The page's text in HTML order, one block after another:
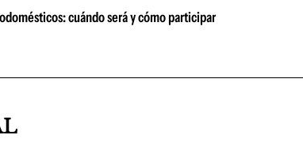
cuándo será y cómo participar